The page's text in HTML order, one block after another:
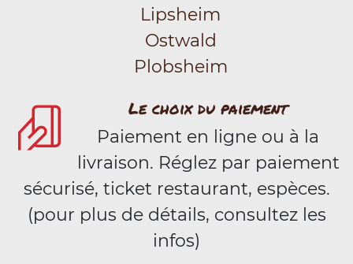
Lipsheim
Ostwald
Plobsheim
Le choix du paiement
Paiement en ligne ou à la
livraison. Réglez par paiement
sécurisé, ticket restaurant, espèces.
(pour plus de détails, consultez les
infos)